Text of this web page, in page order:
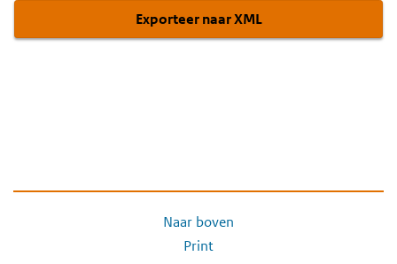
Exporteer naar XML
Naar boven
Print